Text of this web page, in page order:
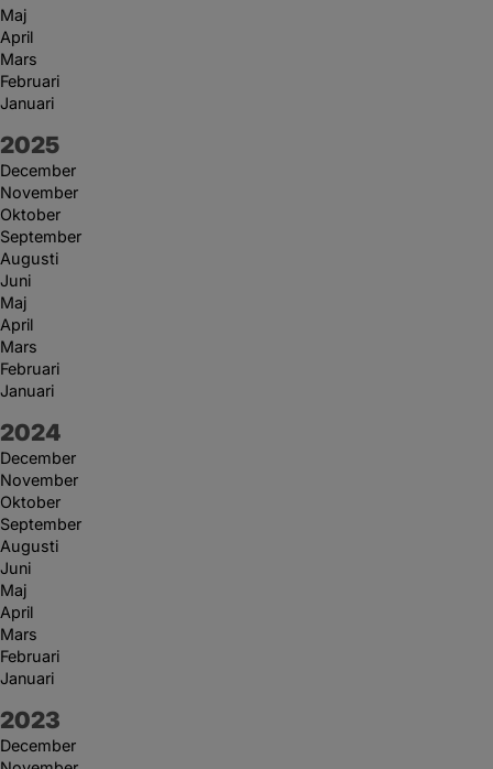
Maj
April
Mars
Februari
Januari
År:
2025
December
November
Oktober
September
Augusti
Juni
Maj
April
Mars
Februari
Januari
År:
2024
December
November
Oktober
September
Augusti
Juni
Maj
April
Mars
Februari
Januari
År:
2023
December